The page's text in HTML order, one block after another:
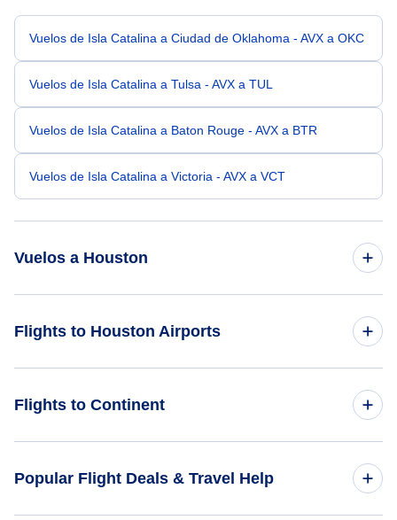
Vuelos de Isla Catalina a Ciudad de Oklahoma - AVX a OKC
Vuelos de Isla Catalina a Tulsa - AVX a TUL
Vuelos de Isla Catalina a Baton Rouge - AVX a BTR
Vuelos de Isla Catalina a Victoria - AVX a VCT
Vuelos a Houston
Vuelos de Burbank a Houston - BUR a HOU
Flights to Houston Airports
Flights to Continent
Popular Flight Deals & Travel Help